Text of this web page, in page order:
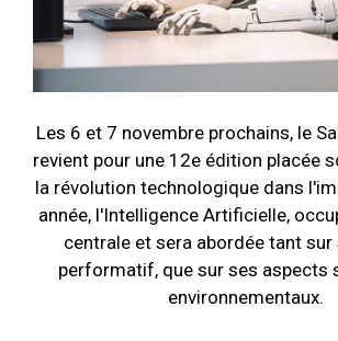
Les 6 et 7 novembre prochains, le
revient pour une 12e édition placée
la révolution technologique dans
année, l'Intelligence Artificielle,
centrale et sera abordée tant
performatif, que sur ses aspects
environnementaux.